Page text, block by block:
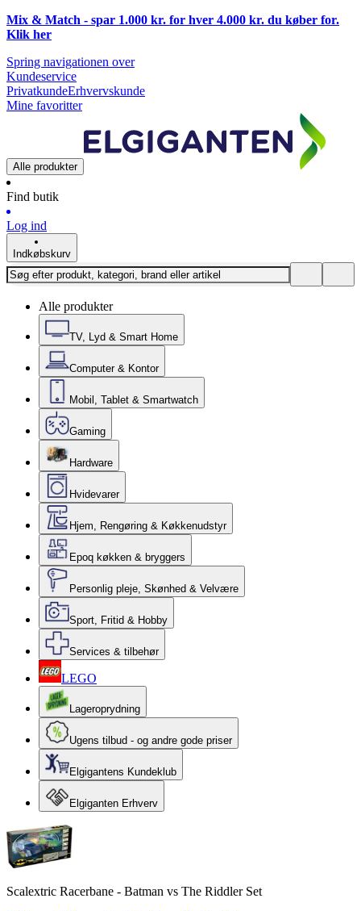
Mix & Match - spar 1.000 kr. for hver 4.000 kr. du køber for.
Klik her
Spring navigationen over
Kundeservice
PrivatkundeErhvervskunde
Mine favoritter
Alle produkter
Find butik
Log ind
Indkøbskurv
Alle produkter
TV, Lyd & Smart Home
Computer & Kontor
Mobil, Tablet & Smartwatch
Gaming
Hardware
Hvidevarer
Hjem, Rengøring & Køkkenudstyr
Epoq køkken & bryggers
Personlig pleje, Skønhed & Velvære
Sport, Fritid & Hobby
Services & tilbehør
LEGO
Lageroprydning
Ugens tilbud - og andre gode priser
Elgigantens Kundeklub
Elgiganten Erhverv
Scalextric Racerbane - Batman vs The Riddler Set